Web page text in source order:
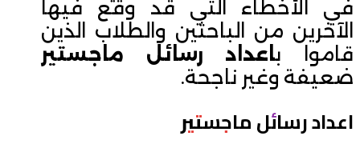
في الأخطاء التي قد وقع فيها
الآخرين من الباحثين والطلاب الذين
قاموا باعداد رسائل ماجستير
ضعيفة وغير ناجحة.
اعداد رسائل ماجستير